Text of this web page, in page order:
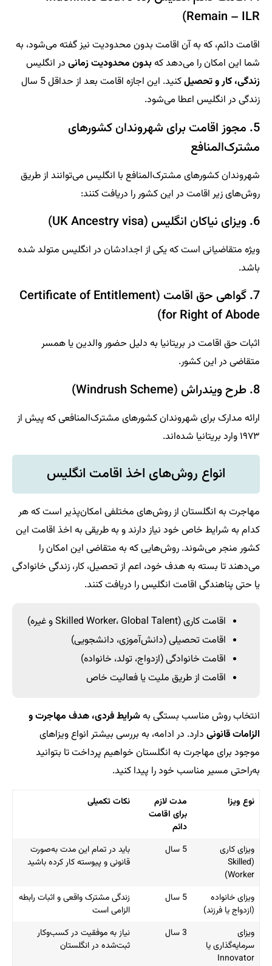
Remain – ILR)
اقامت دائم، که به آن اقامت بدون محدودیت نیز گفته می‌شود، به
شما این امکان را می‌دهد کهبدون محدودیت زمانی در انگلیس
زندگی، کار و تحصیل
کنید. این اجازه اقامت بعد از حداقل 5 سال
زندگی در انگلیس اعطا می‌شود.
5. مجوز اقامت برای شهروندان کشورهای
مشترک‌المنافع
شهروندان کشورهای مشترک‌المنافع با انگلیس می‌توانند از طریق
روش‌های زیر اقامت در این کشور را دریافت کنند:
6. ویزای نیاکان انگلیس (UK Ancestry visa)
ویژه متقاضیانی است که یکی از اجدادشان در انگلیس متولد شده
باشد.
7. گواهی حق اقامت (Certificate of Entitlement
for Right of Abode)
اثبات حق اقامت در بریتانیا به دلیل حضور والدین یا همسر
متقاضی در این کشور.
8. طرح ویندراش (Windrush Scheme)
ارائه مدارک برای شهروندان کشورهای مشترک‌المنافعی که پیش از
۱۹۷۳ وارد بریتانیا شده‌اند.
انواع روش‌های اخذ اقامت انگلیس
مهاجرت به انگلستان از روش‌های مختلفی امکان‌پذیر است که هر
کدام به شرایط خاص خود نیاز دارند و به طریقی به اخذ اقامت این
کشور منجر می‌شوند. روش‌هایی که به متقاضی این امکان را
می‌دهند تا بسته به هدف خود، اعم از تحصیل، کار، زندگی خانوادگی
یا حتی پناهندگی اقامت انگلیس را دریافت کنند.
اقامت کاری (Skilled Worker، Global Talent و غیره)
اقامت تحصیلی (دانش‌‎آموزی، دانشجویی)
اقامت خانوادگی (ازدواج، تولد، خانواده)
اقامت از طریق ملیت یا فعالیت خاص
انتخاب روش مناسب بستگی به شرایط فردی، هدف مهاجرت و
الزامات قانونی دارد. در ادامه، به بررسی بیشتر انواع ویزاهای
موجود برای مهاجرت به انگلستان خواهیم پرداخت تا بتوانید
به‌راحتی مسیر مناسب خود را پیدا کنید.
نوع ویزا
مدت لازم
برای اقامت
دائم
نکات تکمیلی
ویزای کاری
(Skilled
Worker)
5 سال
باید در تمام این مدت به‌صورت
قانونی و پیوسته کار کرده باشید
ویزای خانواده
(ازدواج یا فرزند)
5 سال
زندگی مشترک واقعی و اثبات رابطه
الزامی است
ویزای
سرمایه‌گذاری یا
Innovator
3 سال
نیاز به موفقیت در کسب‌وکار
ثبت‌شده در انگلستان